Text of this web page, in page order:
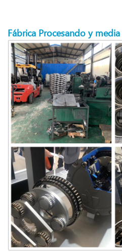
Fábrica Procesando y media